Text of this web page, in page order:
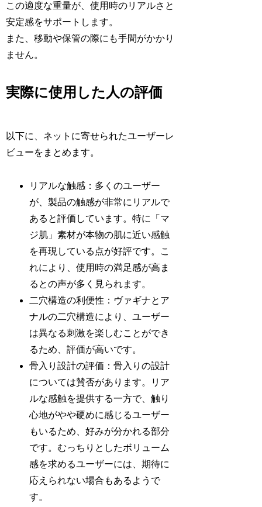
この適度な重量が、使用時のリアルさと
安定感をサポートします。
また、移動や保管の際にも手間がかかり
ません。
実際に使用した人の評価
以下に、ネットに寄せられたユーザーレ
ビューをまとめます。
リアルな触感：多くのユーザー
が、製品の触感が非常にリアルで
あると評価しています。特に「マ
ジ肌」素材が本物の肌に近い感触
を再現している点が好評です。こ
れにより、使用時の満足感が高ま
るとの声が多く見られます。
二穴構造の利便性：ヴァギナとア
ナルの二穴構造により、ユーザー
は異なる刺激を楽しむことができ
るため、評価が高いです。
骨入り設計の評価：骨入りの設計
については賛否があります。リア
ルな感触を提供する一方で、触り
心地がやや硬めに感じるユーザー
もいるため、好みが分かれる部分
です。むっちりとしたボリューム
感を求めるユーザーには、期待に
応えられない場合もあるようで
す。